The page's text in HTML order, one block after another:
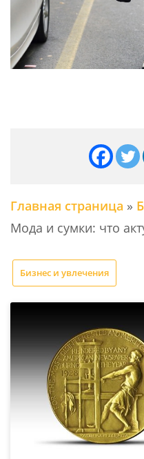
Главная страница »
Мода и сумки: что
Бизнес и увлечения